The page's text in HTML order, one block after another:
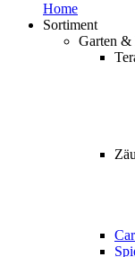
Home
Sortiment
Garten &